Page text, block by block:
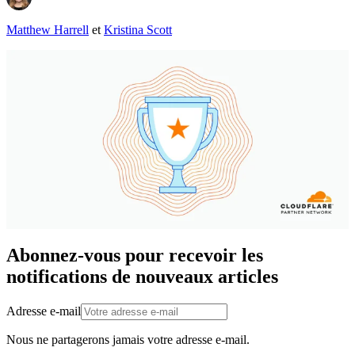
Matthew Harrell et Kristina Scott
Abonnez-vous pour recevoir les
notifications de nouveaux articles
Adresse e-mail
Nous ne partagerons jamais votre adresse e-mail.